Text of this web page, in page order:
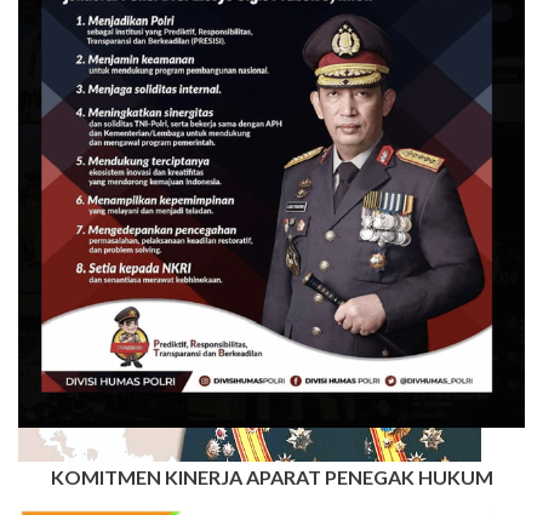
KOMITMEN KINERJA APARAT PENEGAK HUKUM